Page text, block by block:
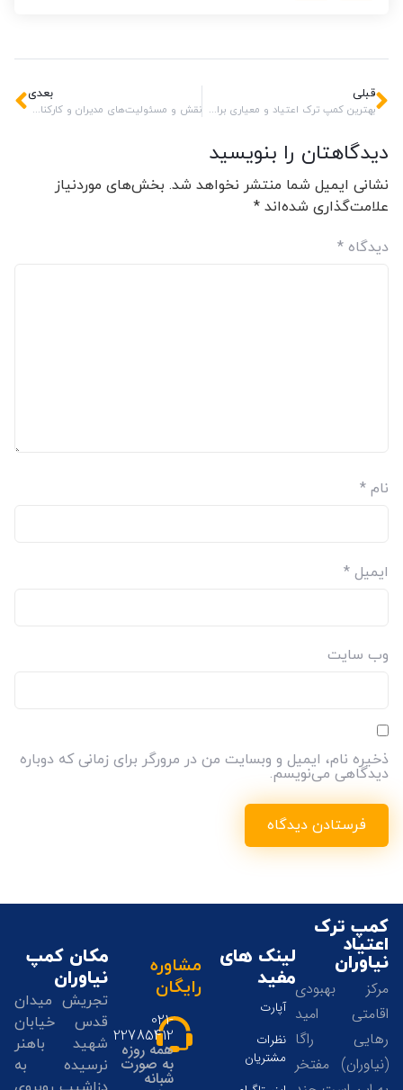
قبلی
بهترین کمپ ترک اعتیاد و معیاری برای درمان مؤثر
بعدی
نقش و مسئولیت‌های مدیران و کارکنان کمپ ترک اعتیاد در مسیر بهبودی
دیدگاهتان را بنویسید
نشانی ایمیل شما منتشر نخواهد شد. بخش‌های موردنیاز
علامت‌گذاری شده‌اند *
دیدگاه *
نام *
ایمیل *
وب‌ سایت
ذخیره نام، ایمیل و وبسایت من در مرورگر برای زمانی که دوباره
دیدگاهی می‌نویسم.
کمپ ترک
اعتیاد
نیاوران
مرکز بهبودی
اقامتی امید
رهایی راگا
(نیاوران) مفتخر
لینک های
مفید
آپارت
نظرات
مشتریان
مشاوره
رایگان
021-
22785412
همه روزه
به صورت
شبانه
مکان کمپ
نیاوران
تجریش میدان
قدس خیابان
شهید باهنر
نرسیده به